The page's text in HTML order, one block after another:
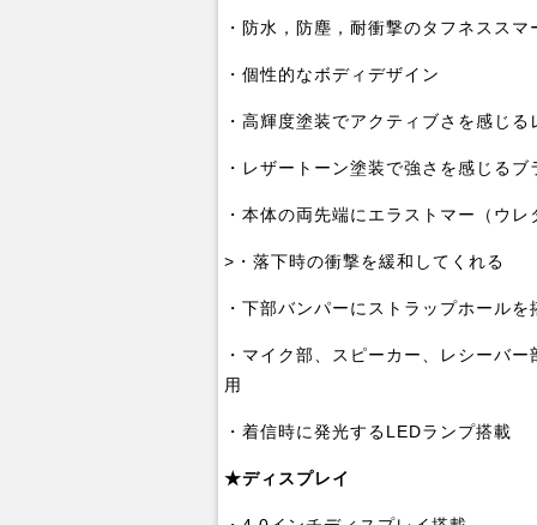
・防水，防塵，耐衝撃のタフネススマ
・個性的なボディデザイン
・高輝度塗装でアクティブさを感じる
・レザートーン塗装で強さを感じるブ
・本体の両先端にエラストマー（ウ
>・落下時の衝撃を緩和してくれる
・下部バンパーにストラップホールを
・マイク部、スピーカー、レシーバ
用
・着信時に発光するLEDランプ搭載
★ディスプレイ